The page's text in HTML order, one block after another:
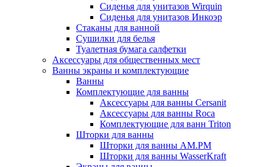
Сиденья для унитазов Wirquin
Сиденья для унитазов Инкоэр
Стаканы для ванной
Сушилки для белья
Туалетная бумага салфетки
Аксессуары для общественных мест
Ванны экраны и комплектующие
Ванны
Комплектующие для ванны
Аксессуары для ванны Cersanit
Аксессуары для ванны Roca
Комплектующие для ванн Triton
Шторки для ванны
Шторки для ванны AM.PM
Шторки для ванны WasserKraft